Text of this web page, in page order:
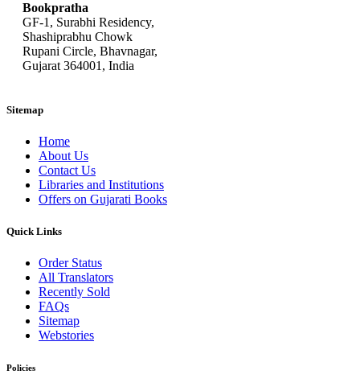
Bookpratha
GF-1, Surabhi Residency,
Shashiprabhu Chowk
Rupani Circle, Bhavnagar,
Gujarat 364001, India
Sitemap
Home
About Us
Contact Us
Libraries and Institutions
Offers on Gujarati Books
Quick Links
Order Status
All Translators
Recently Sold
FAQs
Sitemap
Webstories
Policies